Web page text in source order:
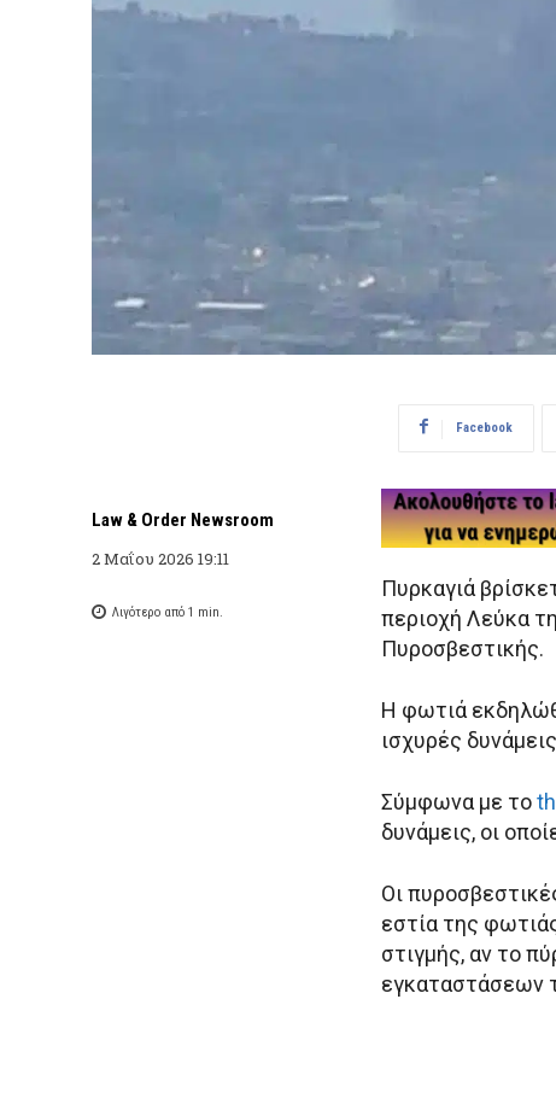
Law & Order Newsroom
2 Μαΐου 2026 19:11
Λιγότερο από 1 min.
Facebook
Πυρκαγιά
περιοχή Λεύκα
Πυροσβεστικής.
Η φωτιά
ισχυρές
Σύμφωνα με το
δυνάμεις, οι
Οι
εστία της
στιγμής, αν το
εγκαταστάσεων